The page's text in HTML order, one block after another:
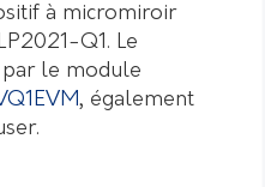
à micromiroir
Q1. Le
par le module
, également